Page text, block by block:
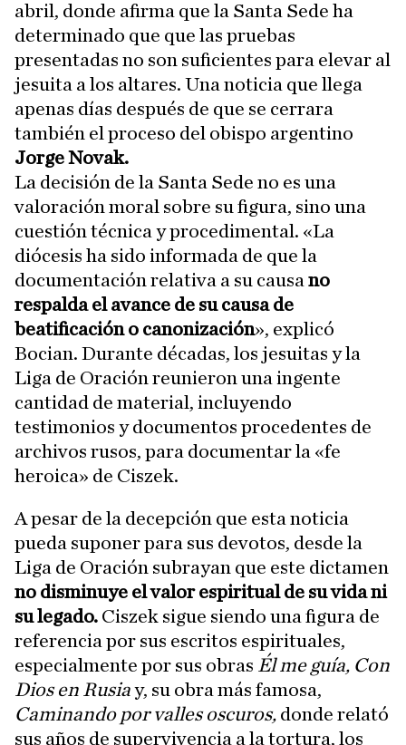
abril, donde afirma que la Santa Sede ha
determinado que que las pruebas
presentadas no son suficientes para elevar al
jesuita a los altares. Una noticia que llega
apenas días después de que se cerrara
también el proceso del obispo argentino
Jorge Novak.
La decisión de la Santa Sede no es una
valoración moral sobre su figura, sino una
cuestión técnica y procedimental. «La
diócesis ha sido informada de que la
documentación relativa a su causa no
respalda el avance de su causa de
beatificación o canonización», explicó
Bocian. Durante décadas, los jesuitas y la
Liga de Oración reunieron una ingente
cantidad de material, incluyendo
testimonios y documentos procedentes de
archivos rusos, para documentar la «fe
heroica» de Ciszek.
A pesar de la decepción que esta noticia
pueda suponer para sus devotos, desde la
Liga de Oración subrayan que este dictamen
no disminuye el valor espiritual de su vida ni
su legado. Ciszek sigue siendo una figura de
referencia por sus escritos espirituales,
especialmente por sus obras Él me guía, Con
Dios en Rusiay, su obra más famosa,
Caminando por valles oscuros, donde relató
sus años de supervivencia a la tortura, los